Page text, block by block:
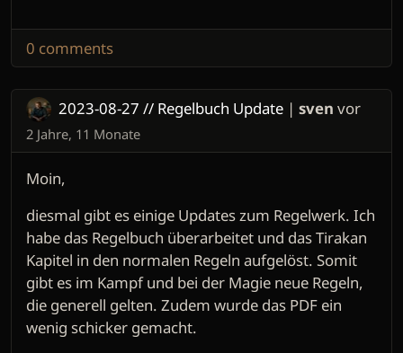
0 comments
2023-08-27 // Regelbuch Update | sven vor
2 Jahre, 11 Monate
Moin,
diesmal gibt es einige Updates zum Regelwerk. Ich
habe das Regelbuch überarbeitet und das Tirakan
Kapitel in den normalen Regeln aufgelöst. Somit
gibt es im Kampf und bei der Magie neue Regeln,
die generell gelten. Zudem wurde das PDF ein
wenig schicker gemacht.